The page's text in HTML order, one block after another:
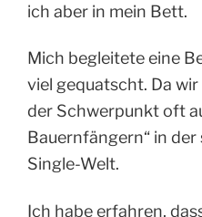
ich aber in mein Bett.
Mich begleitete eine
viel gequatscht. Da
der Schwerpunkt oft
Bauernfängern“ in
Single-Welt.
Ich habe erfahren,